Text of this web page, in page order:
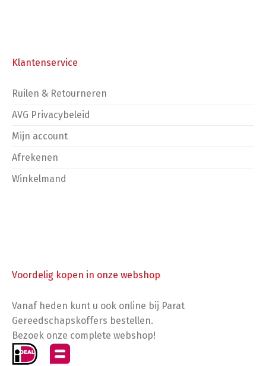
Klantenservice
Ruilen & Retourneren
AVG Privacybeleid
Mijn account
Afrekenen
Winkelmand
Voordelig kopen in onze webshop
Vanaf heden kunt u ook online bij Parat
Gereedschapskoffers bestellen.
Bezoek onze complete webshop!